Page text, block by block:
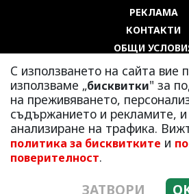
С използването на сайта вие
използваме „бисквитки" за
на преживяването,
съдържанието и рекламите, и
анализиране на трафика.
политика за бисквитките и
поверителност.
ЗАТВОРИ
РЕКЛАМА
КОНТАКТИ
ОБЩИ
ПОЛИТИКА ЗА
ПОЛИТИКА ЗА